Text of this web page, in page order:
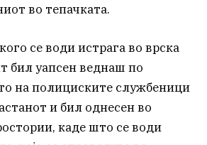
во тепачката.
се води истрага во врска
бил уапсен веднаш по
на полициските службеници
и бил однесен во
каде што се води